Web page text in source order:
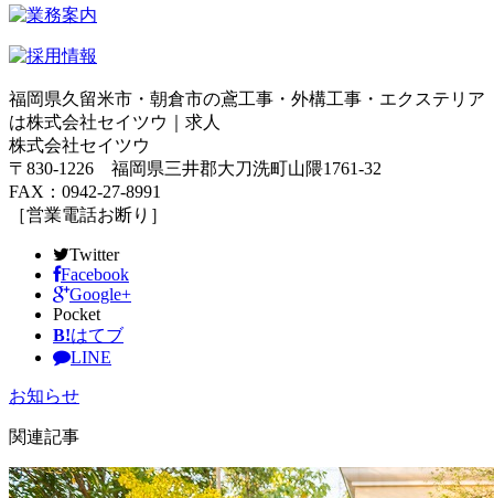
福岡県久留米市・朝倉市の鳶工事・外構工事・エクステリア
は株式会社セイツウ｜求人
株式会社セイツウ
〒830-1226 福岡県三井郡大刀洗町山隈1761-32
FAX：0942-27-8991
［営業電話お断り］
Twitter
Facebook
Google+
Pocket
B!はてブ
LINE
お知らせ
関連記事